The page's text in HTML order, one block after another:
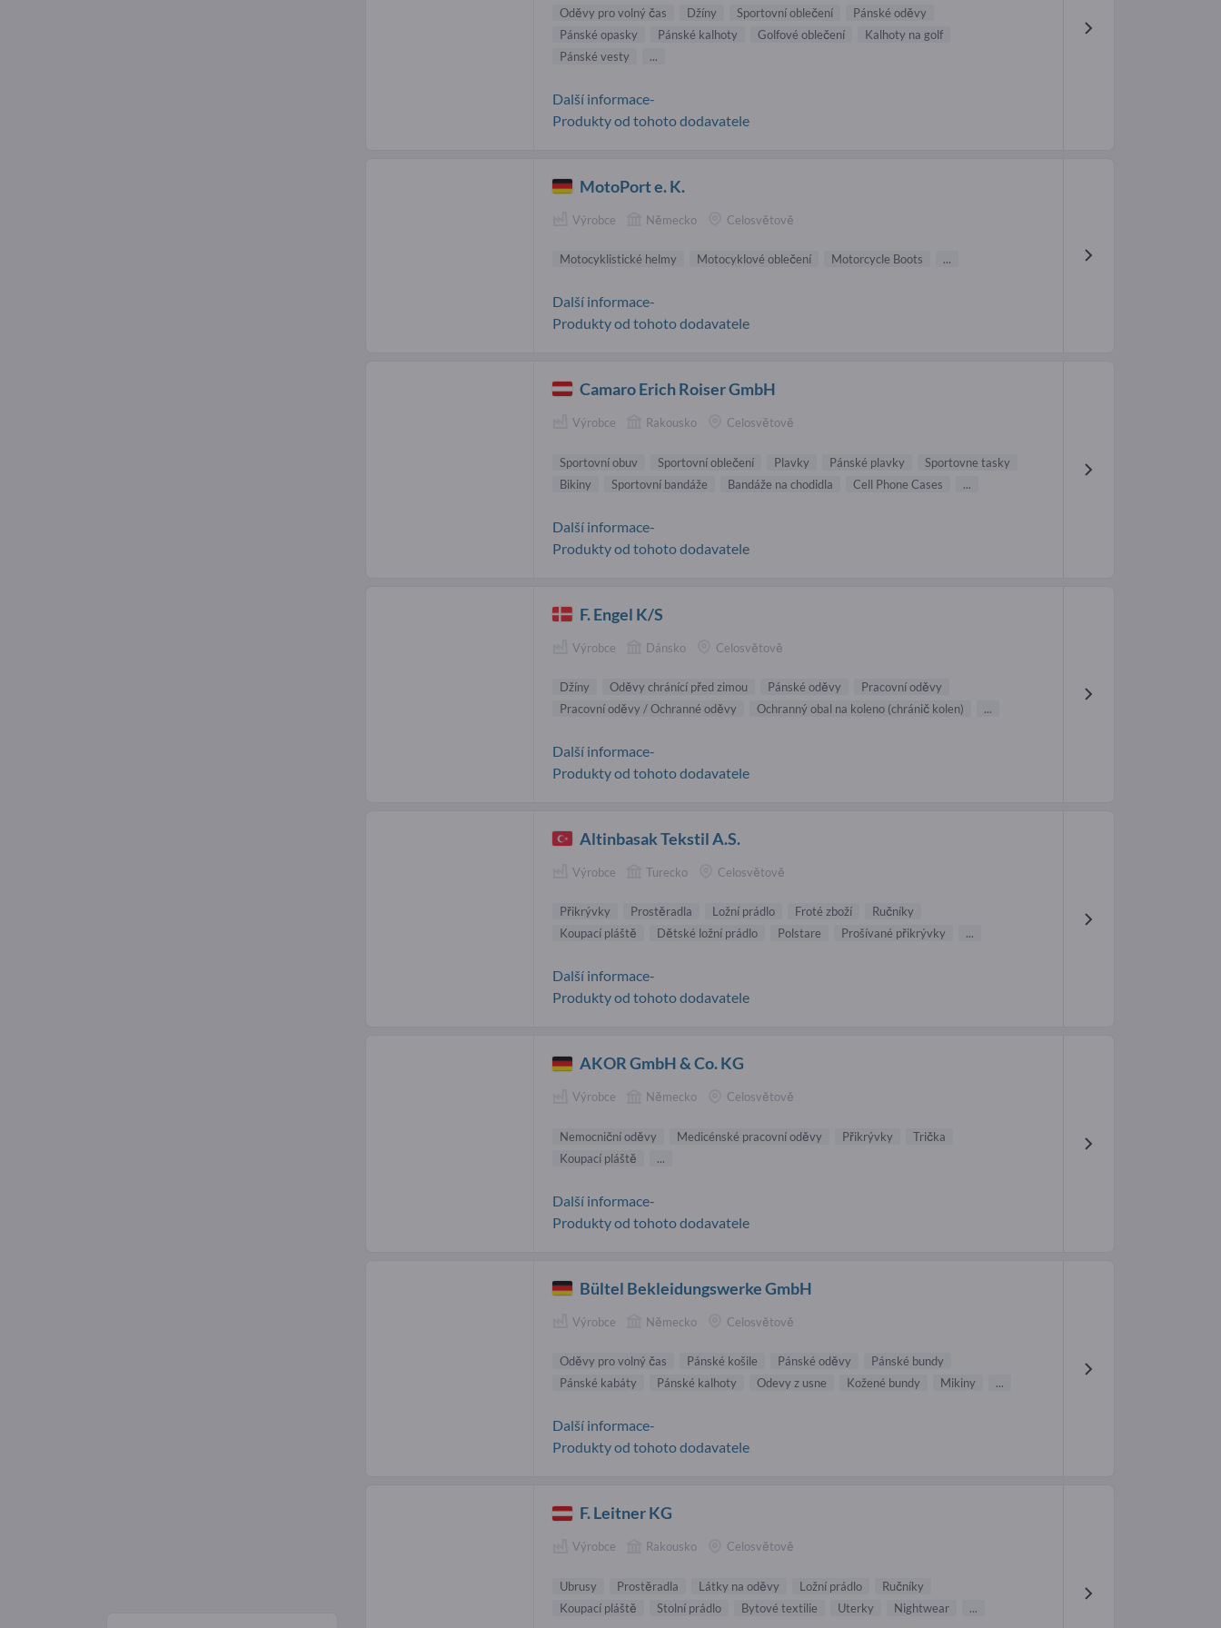
Oděvy pro volný čas Džíny Sportovní oblečení
Pánské oděvy
Pánské opasky
Pánské kalhoty Golfové oblečení
Kalhoty na golf
Pánské vesty
...
Další informace-
Produkty od tohoto dodavatele
MotoPort e. K.
Výrobce Německo Celosvětově
Motocyklistické helmy Motocyklové oblečení Motorcycle Boots ...
Další informace-
Produkty od tohoto dodavatele
Camaro Erich Roiser GmbH
Výrobce Rakousko Celosvětově
Sportovní obuv Sportovní oblečení Plavky Pánské plavky
Sportovne tasky
Bikiny
Sportovní bandáže Bandáže na chodidla Cell Phone Cases ...
Další informace-
Produkty od tohoto dodavatele
F. Engel K/S
Výrobce Dánsko Celosvětově
Džíny Oděvy chránící před zimou Pánské oděvy
Pracovní oděvy
Pracovní oděvy / Ochranné oděvy
Ochranný obal na koleno (chránič kolen) ...
Další informace-
Produkty od tohoto dodavatele
Altinbasak Tekstil A.S.
Výrobce Turecko Celosvětově
Přikrývky Prostěradla Ložní prádlo Froté zboží
Ručníky
Koupací pláště
Dětské ložní prádlo Polstare Prošívané přikrývky ...
Další informace-
Produkty od tohoto dodavatele
AKOR GmbH & Co. KG
Výrobce Německo Celosvětově
Nemocniční oděvy Medicénské pracovní oděvy Přikrývky
Trička
Koupací pláště
...
Další informace-
Produkty od tohoto dodavatele
Bültel Bekleidungswerke GmbH
Výrobce Německo Celosvětově
Oděvy pro volný čas Pánské košile Pánské oděvy
Pánské bundy
Pánské kabáty
Pánské kalhoty Odevy z usne Kožené bundy Mikiny ...
Další informace-
Produkty od tohoto dodavatele
F. Leitner KG
Výrobce Rakousko Celosvětově
Ubrusy Prostěradla Látky na oděvy Ložní prádlo
Ručníky
Koupací pláště
Stolní prádlo Bytové textilie Uterky Nightwear ...